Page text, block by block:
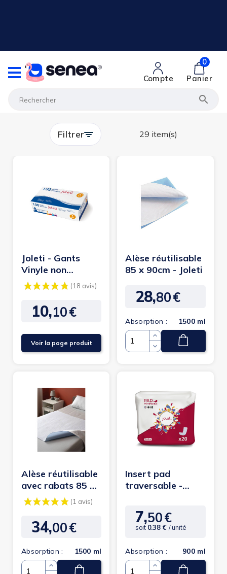

Compte
0
Panier
Filtrer 29 item(s)
Joleti - Gants
Vinyle non
poudrés Joleti
Prix
10,10€
Voir la page produit
Alèse réutilisable
85 x 90cm - Joleti
Prix
28,80€
Absorption : 1500 ml
Quantité
Alèse réutilisable
avec rabats 85 x
180 cm - Joleti
Prix
34,00€
Absorption : 1500 ml
Insert pad
traversable -
Prix
7,50€
soit 0.38 €/ unité
Absorption : 900 ml